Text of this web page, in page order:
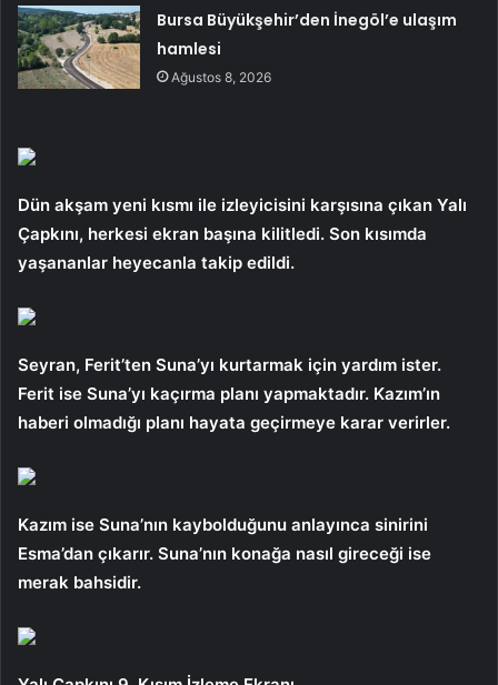
Bursa Büyükşehir’den İnegöl’e ulaşım
hamlesi
Ağustos 8, 2026
Dün akşam yeni kısmı ile izleyicisini karşısına çıkan Yalı
Çapkını, herkesi ekran başına kilitledi. Son kısımda
yaşananlar heyecanla takip edildi.
Seyran, Ferit’ten Suna’yı kurtarmak için yardım ister.
Ferit ise Suna’yı kaçırma planı yapmaktadır. Kazım’ın
haberi olmadığı planı hayata geçirmeye karar verirler.
Kazım ise Suna’nın kaybolduğunu anlayınca sinirini
Esma’dan çıkarır. Suna’nın konağa nasıl gireceği ise
merak bahsidir.